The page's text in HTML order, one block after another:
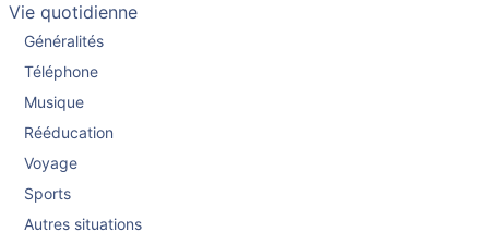
Vie quotidienne
Généralités
Téléphone
Musique
Rééducation
Voyage
Sports
Autres situations